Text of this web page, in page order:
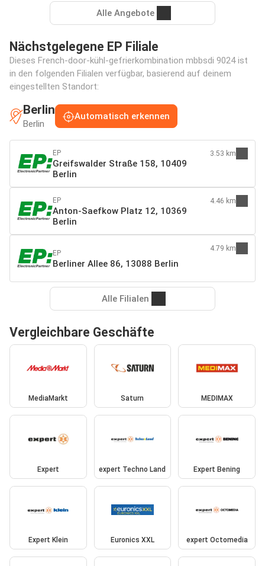
Alle Angebote
Nächstgelegene EP Filiale
Dieses French-door-kühl-gefrierkombination mbbsdi 9024 ist
in den folgenden Filialen verfügbar, basierend auf deinem
eingestellten Standort:
Berlin
Berlin
Automatisch erkennen
EP
Greifswalder Straße 158, 10409
Berlin
3.53 km
EP
Anton-Saefkow Platz 12, 10369
Berlin
4.46 km
EP
Berliner Allee 86, 13088 Berlin
4.79 km
Alle Filialen
Vergleichbare Geschäfte
MediaMarkt Saturn MEDIMAX
Expert expert Techno Land Expert Bening
Expert Klein Euronics XXL expert Octomedia